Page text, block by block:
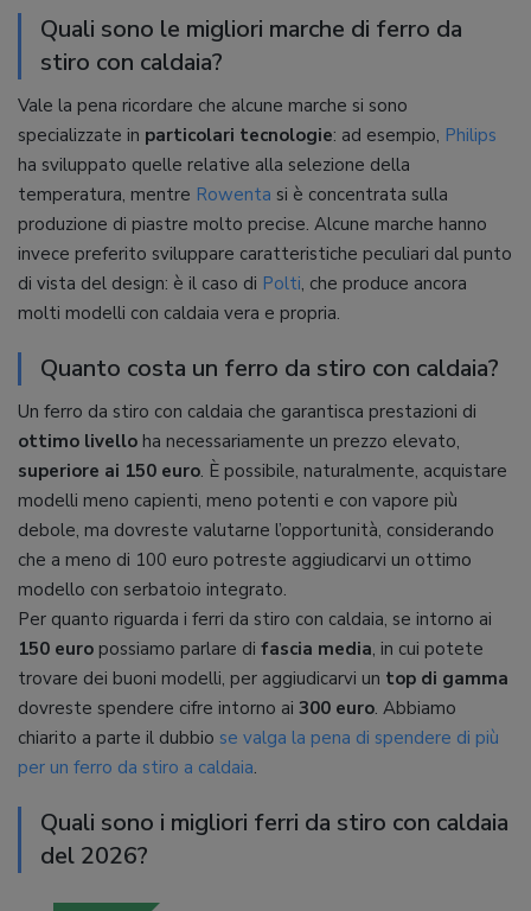
Quali sono le migliori marche di ferro da
stiro con caldaia?
Vale la pena ricordare che alcune marche si sono
specializzate in particolari tecnologie: ad esempio, Philips
ha sviluppato quelle relative alla selezione della
temperatura, mentre Rowenta si è concentrata sulla
produzione di piastre molto precise. Alcune marche hanno
invece preferito sviluppare caratteristiche peculiari dal punto
di vista del design: è il caso di Polti, che produce ancora
molti modelli con caldaia vera e propria.
Quanto costa un ferro da stiro con caldaia?
Un ferro da stiro con caldaia che garantisca prestazioni di
ottimo livello ha necessariamente un prezzo elevato,
superiore ai 150 euro. È possibile, naturalmente, acquistare
modelli meno capienti, meno potenti e con vapore più
debole, ma dovreste valutarne l’opportunità, considerando
che a meno di 100 euro potreste aggiudicarvi un ottimo
modello con serbatoio integrato.
Per quanto riguarda i ferri da stiro con caldaia, se intorno ai
150 euro possiamo parlare di fascia media, in cui potete
trovare dei buoni modelli, per aggiudicarvi un top di gamma
dovreste spendere cifre intorno ai 300 euro. Abbiamo
chiarito a parte il dubbio se valga la pena di spendere di più
per un ferro da stiro a caldaia.
Quali sono i migliori ferri da stiro con caldaia
del 2026?